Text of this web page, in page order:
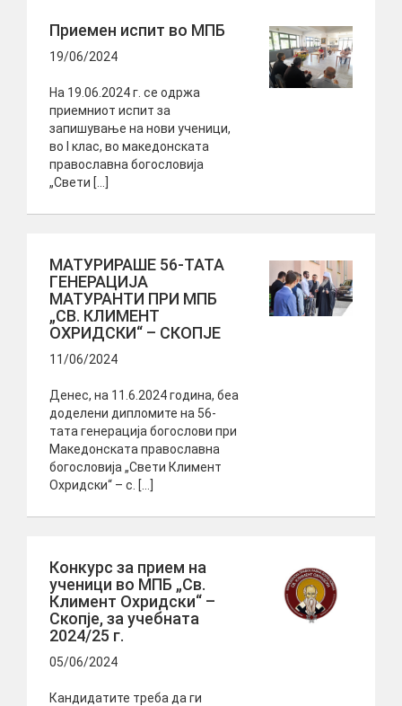
Приемен испит во МПБ
19/06/2024
На 19.06.2024 г. се одржа
приемниот испит за
запишување на нови ученици,
во I клас, во македонската
православна богословија
„Свети […]
МАТУРИРАШЕ 56-ТАТА
ГЕНЕРАЦИЈА
МАТУРАНТИ ПРИ МПБ
„СВ. КЛИМЕНТ
ОХРИДСКИ“ – СКОПЈЕ
11/06/2024
Денес, на 11.6.2024 година, беа
доделени дипломите на 56-
тата генерација богослови при
Македонската православна
богословија „Свети Климент
Охридски“ – с. […]
Конкурс за прием на
ученици во МПБ „Св.
Климент Охридски“ –
Скопје, за учебната
2024/25 г.
05/06/2024
Кандидатите треба да ги